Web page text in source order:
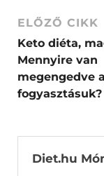
ELŐZŐ CIKK
Keto diéta,
Mennyire van
megengedve a
fogyasztásuk?
Diet.hu